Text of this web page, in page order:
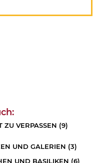
ZU VERPASSEN (9)
UND GALERIEN (3)
UND BASILIKEN (6)